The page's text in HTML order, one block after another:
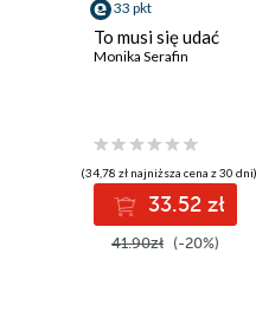
33 pkt
To musi się udać
Monika Serafin
(34,78 zł najniższa cena z 30 dni)
33.52 zł
41.90zł (-20%)